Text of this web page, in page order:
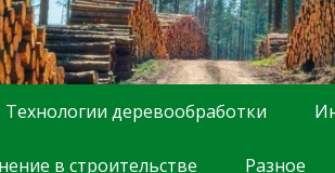
Технологии деревообработки
в строительстве Разное